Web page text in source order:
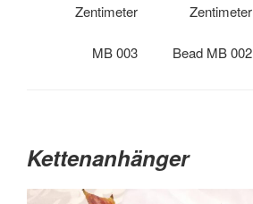
Zentimeter
MB 003
Zentimeter
Bead MB 002
Kettenanhänger